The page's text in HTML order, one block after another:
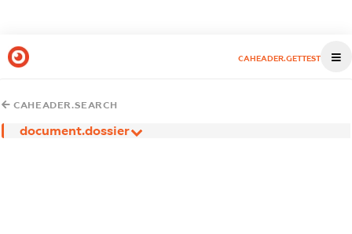
CAHEADER.GETTEST
CAHEADER.SEARCH
document.dossier